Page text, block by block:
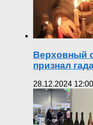
Верховный
признал
28.12.2024 12:00